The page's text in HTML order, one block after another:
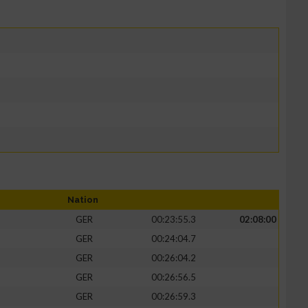
Nation
GER 00:23:55.3
02:08:00
GER
00:24:04.7
GER
00:26:04.2
GER
00:26:56.5
GER
00:26:59.3